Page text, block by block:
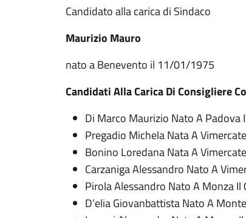
Candidato alla carica di Sindaco
Maurizio Mauro
nato a Benevento il 11/01/1975
Candidati Alla Carica Di Consigliere
Di Marco Maurizio Nato A
Pregadio Michela Nata A
Bonino Loredana Nata A
Carzaniga Alessandro Nato A
Pirola Alessandro Nato A Monza
D’elia Giovanbattista Nato A